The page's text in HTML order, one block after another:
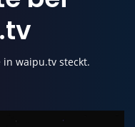
in waipu.tv steckt.